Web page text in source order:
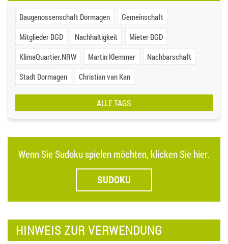
Baugenossenschaft Dormagen
Gemeinschaft
Mitglieder BGD
Nachhaltigkeit
Mieter BGD
KlimaQuartier.NRW
Martin Klemmer
Nachbarschaft
Stadt Dormagen
Christian van Kan
ALLE TAGS
Wenn Sie Sudoku spielen möchten, klicken Sie hier.
SUDOKU
HINWEIS ZUR VERWENDUNG